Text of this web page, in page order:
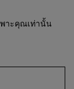
าะคุณเท่านั้น